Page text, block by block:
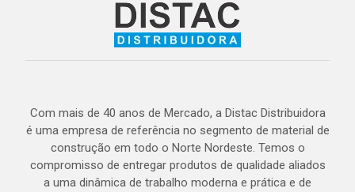
Com mais de 40 anos de Mercado, a Distac Distribuidora
é uma empresa de referência no segmento de material de
construção em todo o Norte Nordeste. Temos o
compromisso de entregar produtos de qualidade aliados
a uma dinâmica de trabalho moderna e prática e de